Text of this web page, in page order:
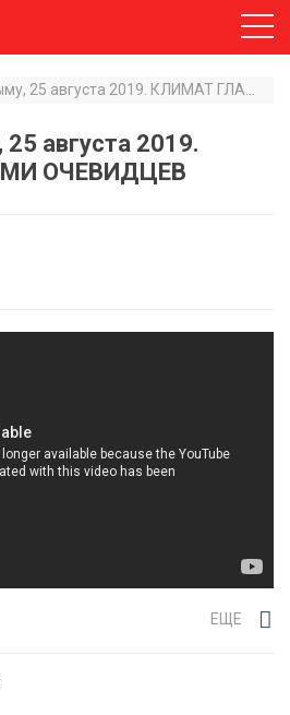
августа 2019.
ОЧЕВИДЦЕВ
ЕЩЕ